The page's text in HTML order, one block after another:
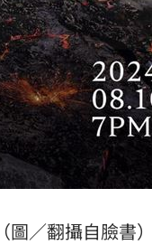
／翻攝自臉書）